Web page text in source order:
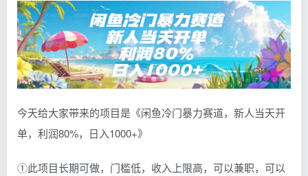
今天给大家带来的项目是《闲鱼冷门暴力赛道，新人当天开
单，利润80%，日入1000+》
①此项目长期可做，门槛低，收入上限高，可以兼职，可以